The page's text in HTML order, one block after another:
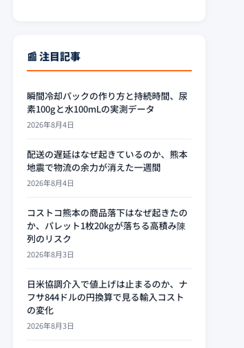
📰 注目記事
瞬間冷却パックの作り方と持続時間、尿
素100gと水100mLの実測データ
2026年8月4日
配送の遅延はなぜ起きているのか、熊本
地震で物流の余力が消えた一週間
2026年8月4日
コストコ熊本の商品落下はなぜ起きたの
か、パレット1枚20kgが落ちる高積み陳
列のリスク
2026年8月3日
日米協調介入で値上げは止まるのか、ナ
フサ844ドルの円換算で見る輸入コスト
の変化
2026年8月3日